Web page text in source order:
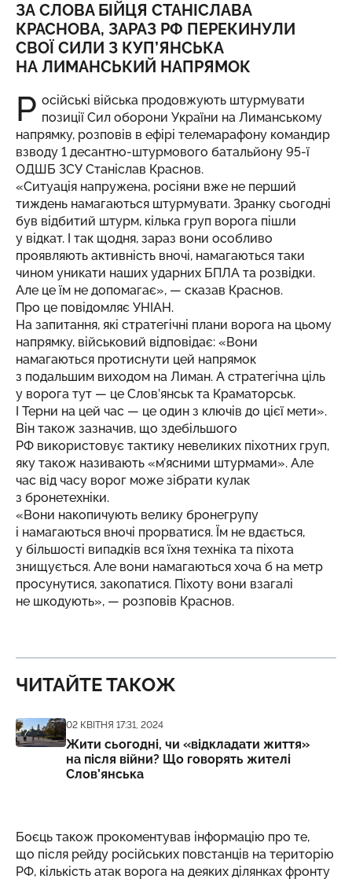
ЗА СЛОВА БІЙЦЯ СТАНІСЛАВА
КРАСНОВА, ЗАРАЗ РФ ПЕРЕКИНУЛИ
СВОЇ СИЛИ З КУП’ЯНСЬКА
НА ЛИМАНСЬКИЙ НАПРЯМОК
Р осійські війська продовжують штурмувати
позиції Сил оборони України наЛиманському
напрямку, розповів в ефірі телемарафону командир
взводу 1 десантно-штурмового батальйону 95-ї
ОДШБ ЗСУ Станіслав Краснов.
«Ситуація напружена, росіяни вже не перший
тиждень намагаються штурмувати. Зранку сьогодні
був відбитий штурм, кілька груп ворога пішли
у відкат. І так щодня, зараз вони особливо
проявляють активність вночі, намагаються таки
чином уникати наших ударних БПЛА та розвідки.
Але це їм не допомагає», — сказав Краснов.
Про це повідомляє УНІАН.
На запитання, які стратегічні плани ворога на цьому
напрямку, військовий відповідає: «Вони
намагаються протиснути цей напрямок
з подальшим виходом на Лиман. А стратегічна ціль
у ворога тут — це Слов’янськ та Краматорськ.
І Терни на цей час — це один з ключів до цієї мети».
Він також зазначив, що здебільшого
РФ використовує тактику невеликих піхотних груп,
яку також називають «м’ясними штурмами». Але
час від часу ворог може зібрати кулак
з бронетехніки.
«Вони накопичують велику бронегрупу
і намагаються вночі прорватися. Їм не вдається,
у більшості випадків вся їхня техніка та піхота
знищується. Але вони намагаються хоча б на метр
просунутися, закопатися. Піхоту вони взагалі
не шкодують», — розповів Краснов.
ЧИТАЙТЕ ТАКОЖ
Дата публікації
02 КВІТНЯ 17:31, 2024
Жити сьогодні, чи «відкладати життя»
на після війни? Що говорять жителі
Слов’янська
Боєць також прокоментував інформацію про те,
що після рейду російських повстанців на територію
РФ, кількість атак ворога на деяких ділянках фронту